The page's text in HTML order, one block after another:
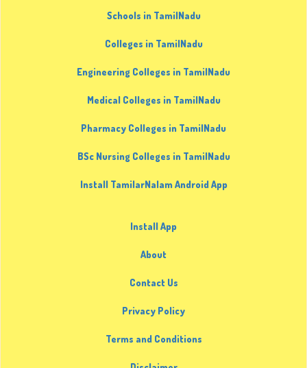
Schools in TamilNadu
Colleges in TamilNadu
Engineering Colleges in TamilNadu
Medical Colleges in TamilNadu
Pharmacy Colleges in TamilNadu
BSc Nursing Colleges in TamilNadu
Install TamilarNalam Android App
Install App
About
Contact Us
Privacy Policy
Terms and Conditions